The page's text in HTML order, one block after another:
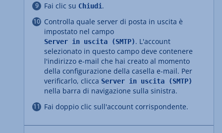
Fai clic su Chiudi.
Controlla quale server di posta in uscita è
impostato nel campo
Server in uscita (SMTP). L'account
selezionato in questo campo deve contenere
l'indirizzo e-mail che hai creato al momento
della configurazione della casella e-mail. Per
verificarlo, clicca Server in uscita (SMTP)
nella barra di navigazione sulla sinistra.
Fai doppio clic sull'account corrispondente.